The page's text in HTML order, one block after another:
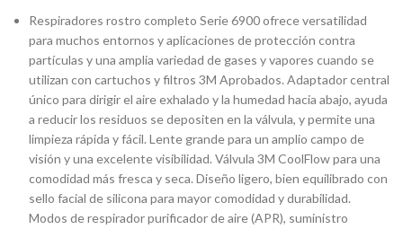
Respiradores rostro completo Serie 6900 ofrece versatilidad
para muchos entornos y aplicaciones de protección contra
partículas y una amplia variedad de gases y vapores cuando se
utilizan con cartuchos y filtros 3M Aprobados. Adaptador central
único para dirigir el aire exhalado y la humedad hacia abajo, ayuda
a reducir los residuos se depositen en la válvula, y permite una
limpieza rápida y fácil. Lente grande para un amplio campo de
visión y una excelente visibilidad. Válvula 3M CoolFlow para una
comodidad más fresca y seca. Diseño ligero, bien equilibrado con
sello facial de silicona para mayor comodidad y durabilidad.
Modos de respirador purificador de aire (APR), suministro